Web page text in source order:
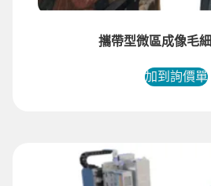
攜帶型微區成像毛
加到詢價單